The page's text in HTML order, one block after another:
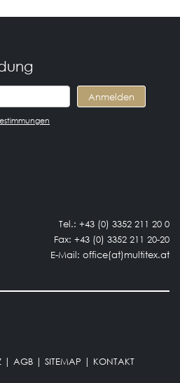
Tel.: +43 (0) 3352 211 20 0
Fax: +43 (0) 3352 211 20-20
E-Mail: office(at)multitex.at
| AGB | SITEMAP | KONTAKT